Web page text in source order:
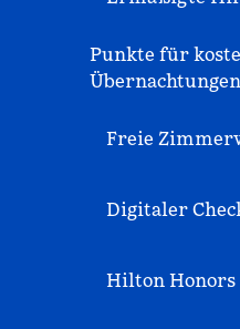
Punkte für
Freie
Digitaler
Hilton Honors